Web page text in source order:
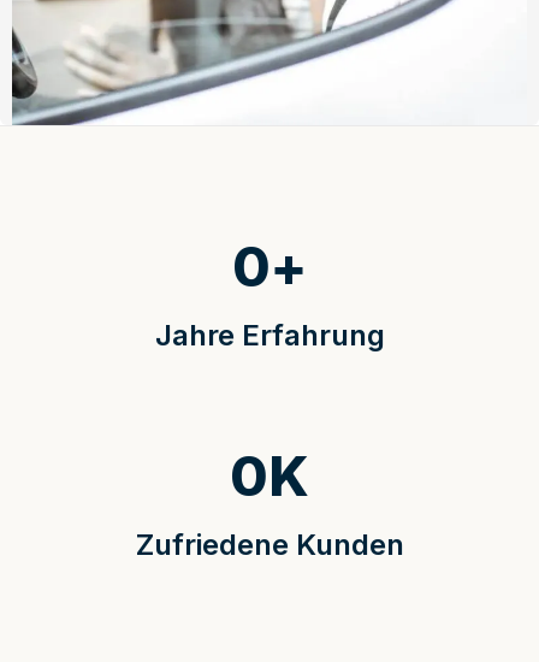
Jahre Erfahrung
0+
Zufriedene Kunden
0K